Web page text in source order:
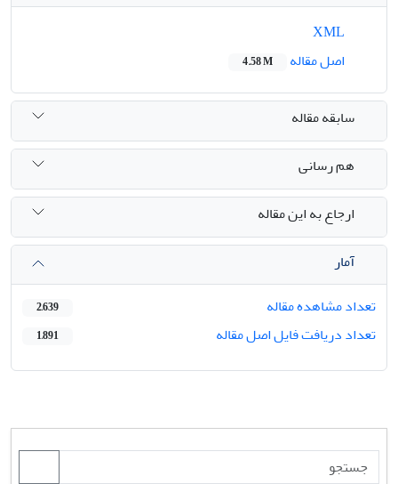
اصل مقاله
4.58 M
سابقه مقاله
هم رسانی
ارجاع به این مقاله
آمار
تعداد مشاهده مقاله
2,639
تعداد دریافت فایل اصل مقاله 1,891